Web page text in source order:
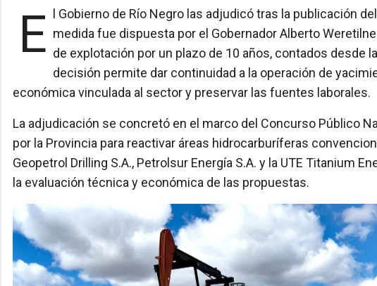
El Gobierno de Río Negro las adjudicó tras la publicación del Decreto N° 548/26 en el Boletín Oficial. La medida fue dispuesta por el Gobernador Alberto
de explotación por un plazo de 10 años, contados desde
decisión permite dar continuidad a la operación de
económica vinculada al sector y preservar las fuentes laborales.
La adjudicación se concretó en el marco del Concurso Público
por la Provincia para reactivar áreas hidrocarburíferas
Geopetrol Drilling S.A., Petrolsur Energía S.A. y la UTE Titanium
la evaluación técnica y económica de las propuestas.